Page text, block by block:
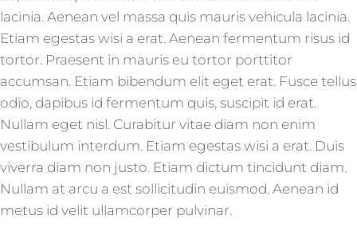
lacinia. Aenean vel massa quis mauris vehicula lacinia.
Etiam egestas wisi a erat. Aenean fermentum risus id
tortor. Praesent in mauris eu tortor porttitor
accumsan. Etiam bibendum elit eget erat. Fusce tellus
odio, dapibus id fermentum quis, suscipit id erat.
Nullam eget nisl. Curabitur vitae diam non enim
vestibulum interdum. Etiam egestas wisi a erat. Duis
viverra diam non justo. Etiam dictum tincidunt diam.
Nullam at arcu a est sollicitudin euismod. Aenean id
metus id velit ullamcorper pulvinar.